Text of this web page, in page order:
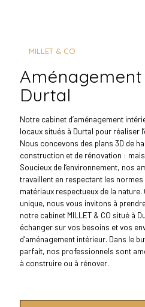
MILLET & CO
aménagement intérieur à
Durtal
Notre cabinet d’aménagement intérieur vous accueille dans ses
locaux situés à Durtal pour réaliser
Nous concevons des plans 3D de
construction et de rénovation :
Soucieux de l’environnement, nos
travaillent en respectant les
matériaux respectueux de la
unique, nous vous invitons à
notre cabinet MILLET & CO situé à
échanger sur vos besoins et vos
d’aménagement intérieur. Dans le
parfait, nos professionnels sont
à construire ou à rénover.